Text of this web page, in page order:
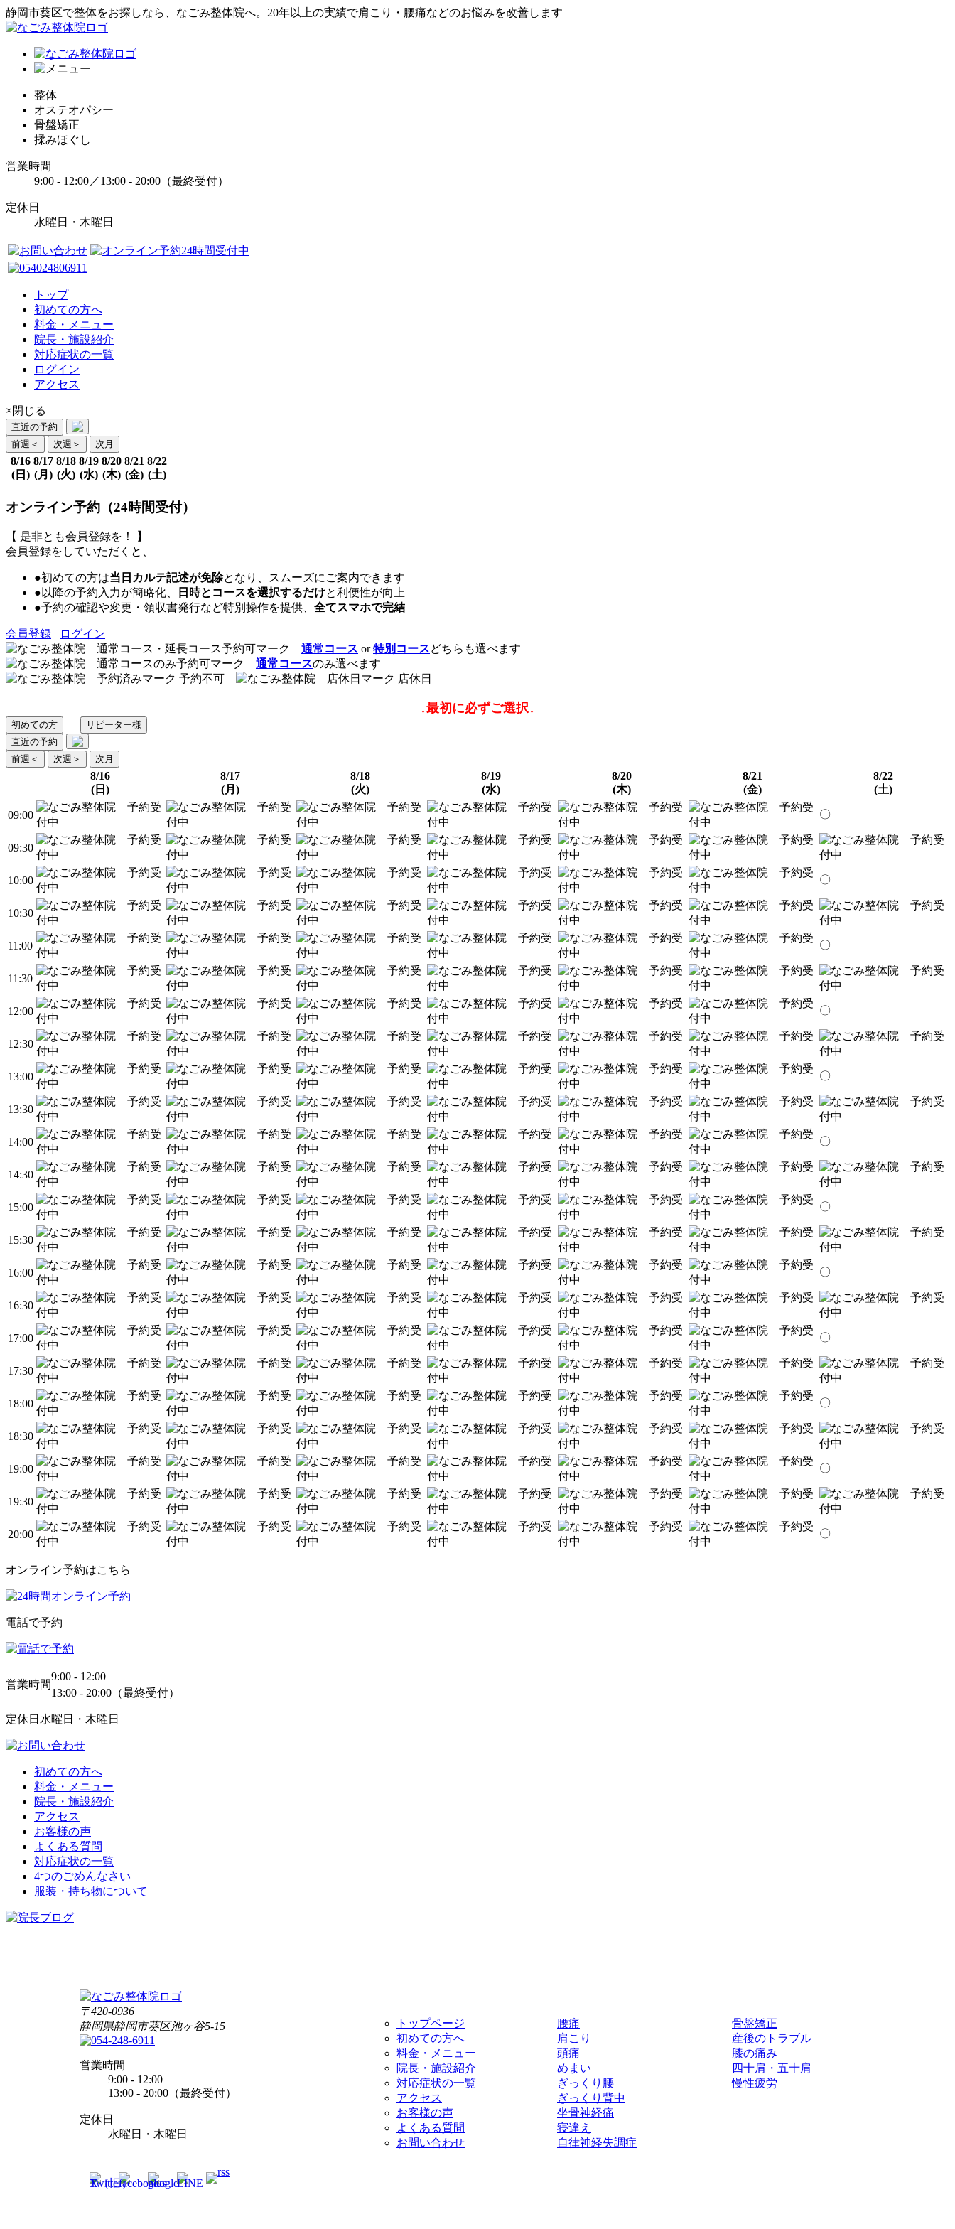
静岡市葵区で整体をお探しなら、なごみ整体院へ。20年以上の実績で肩こり・腰痛などのお悩みを改善します
整体
オステオパシー
骨盤矯正
揉みほぐし
営業時間
9:00 - 12:00／13:00 - 20:00（最終受付）
定休日
水曜日・木曜日
トップ
初めての方へ
料金・メニュー
院長・施設紹介
対応症状の一覧
ログイン
アクセス
×閉じる
直近の予約
前週 ＜ 次週 ＞ 次月
8/16
(日)
8/17
(月)
8/18
(火)
8/19
(水)
8/20
(木)
8/21
(金)
8/22
(土)
オンライン予約（24時間受付）
【 是非とも会員登録を！ 】
会員登録をしていただくと、
●初めての方は当日カルテ記述が免除となり、スムーズにご案内できます
●以降の予約入力が簡略化、
日時とコースを選択するだけと利便性が向上
●予約の確認や変更・領収書発行など特別操作を提供、 全てスマホで完結
会員登録
ログイン
通常コース or特別コースどちらも選べます
通常コースのみ選べます
予約不可
店休日
↓最初に必ずご選択↓
初めての方
リピーター様
直近の予約
前週 ＜ 次週 ＞ 次月
8/16
(日)
8/17
(月)
8/18
(火)
8/19
(水)
8/20
(木)
8/21
(金)
8/22
(土)
09:00 〇
09:30
10:00 〇
10:30
11:00 〇
11:30
12:00 〇
12:30
13:00 〇
13:30
14:00 〇
14:30
15:00 〇
15:30
16:00 〇
16:30
17:00 〇
17:30
18:00 〇
18:30
19:00 〇
19:30
20:00 〇
オンライン予約はこちら
電話で予約
営業時間
9:00 - 12:00
13:00 - 20:00（最終受付）
定休日 水曜日・木曜日
初めての方へ
料金・メニュー
院長・施設紹介
アクセス
お客様の声
よくある質問
対応症状の一覧
4つのごめんなさい
服装・持ち物について
〒420-0936
静岡県静岡市葵区池ヶ谷5-15
営業時間
9:00 - 12:00
13:00 - 20:00（最終受付）
定休日
水曜日・木曜日
トップページ
初めての方へ
料金・メニュー
院長・施設紹介
対応症状の一覧
アクセス
お客様の声
よくある質問
お問い合わせ
腰痛
肩こり
頭痛
めまい
ぎっくり腰
ぎっくり背中
坐骨神経痛
寝違え
自律神経失調症
骨盤矯正
産後のトラブル
膝の痛み
四十肩・五十肩
慢性疲労